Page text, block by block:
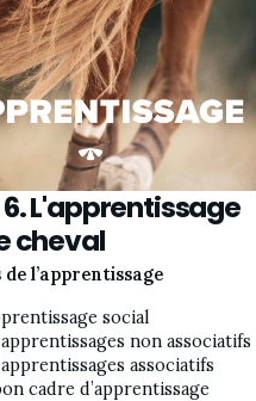
L'apprentissage
cheval
de l’apprentissage
social
non associatifs
associatifs
cadre d’apprentissage